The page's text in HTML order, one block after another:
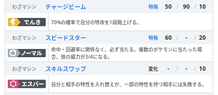
わざマシン チャージビーム 特殊 50 / 90 / 10
70%の確率で自分の特攻を1段階上げる。
わざマシン スピードスター 特殊 60 / - / 20
命中・回避率に関係なく、必ず当たる。複数のポケモンに当たった場
合、技の威力が3/4になる。
わざマシン
スキルスワップ 変化 - / - / 10
自分と相手の特性を入れ替えが、一部の特性を持つ相手には失敗する。